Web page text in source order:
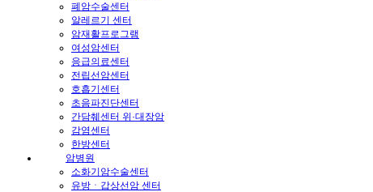
폐암수술센터
알레르기 센터
암재활프로그램
여성암센터
응급의료센터
전립선암센터
호흡기센터
초음파진단센터
간담췌센터 위·대장암
감염센터
한방센터
암병원
소화기암수술센터
유방ㆍ갑상선암 센터